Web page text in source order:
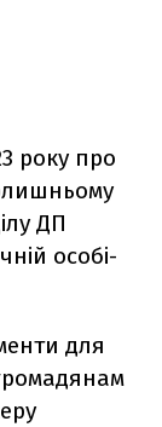
року про
ДП
особі-
для